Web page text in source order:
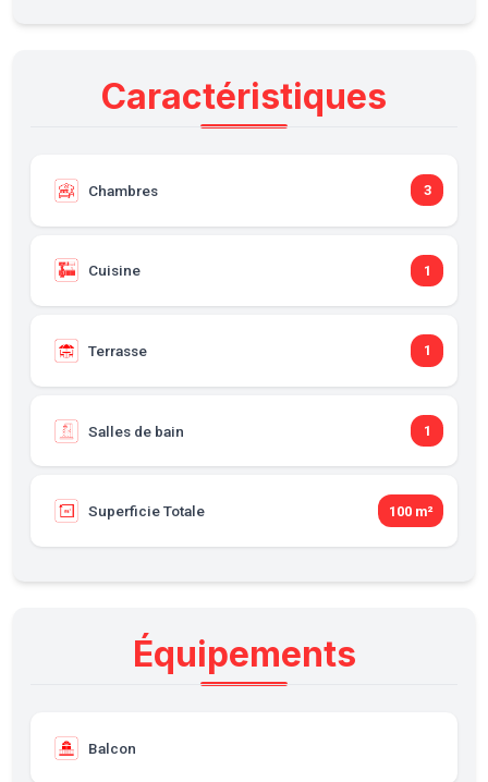
Caractéristiques
Chambres 3
Cuisine 1
Terrasse 1
Salles de bain 1
Superficie Totale 100 m²
Équipements
Balcon